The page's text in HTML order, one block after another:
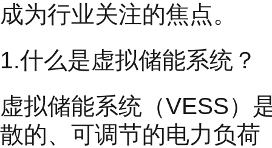
成为行业关注的焦点。
1.什么是虚拟储能系统？
虚拟储能系统（VESS）
散的、可调节的电力负荷